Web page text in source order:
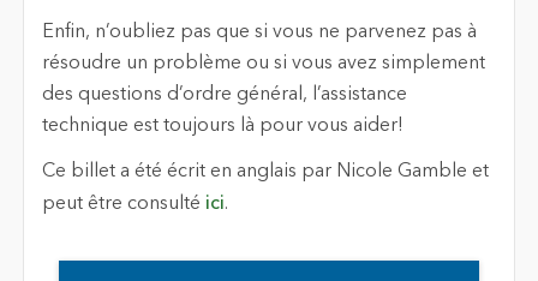
Enfin, n’oubliez pas que si vous ne parvenez pas à
résoudre un problème ou si vous avez simplement
des questions d’ordre général, l’assistance
technique est toujours là pour vous aider!
Ce billet a été écrit en anglais par Nicole Gamble et
peut être consulté ici.